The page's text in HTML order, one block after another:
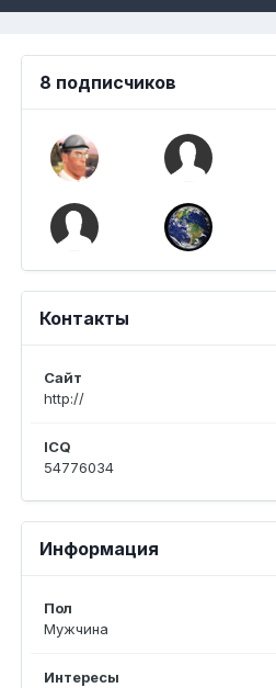
8 подписчиков
Контакты
Сайт
http://
ICQ
54776034
Информация
Пол
Мужчина
Интересы